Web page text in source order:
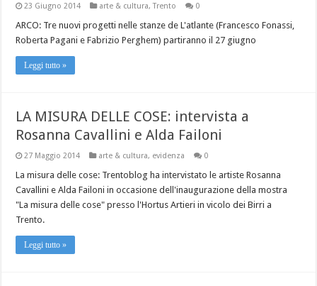
23 Giugno 2014 arte & cultura,Trento 0
ARCO: Tre nuovi progetti nelle stanze de L'atlante (Francesco Fonassi,
Roberta Pagani e Fabrizio Perghem) partiranno il 27 giugno
Leggi tutto »
LA MISURA DELLE COSE: intervista a
Rosanna Cavallini e Alda Failoni
27 Maggio 2014 arte & cultura, evidenza 0
La misura delle cose: Trentoblog ha intervistato le artiste Rosanna
Cavallini e Alda Failoni in occasione dell'inaugurazione della mostra
"La misura delle cose" presso l'Hortus Artieri in vicolo dei Birri a
Trento.
Leggi tutto »